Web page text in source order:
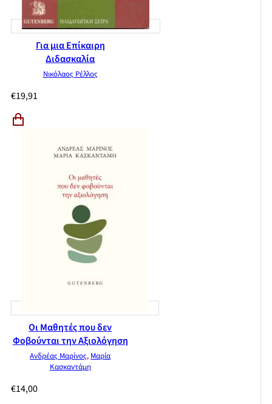
Για μια Επίκαιρη
Διδασκαλία
Νικόλαος Ρέλλος
€19,91
Οι Μαθητές που δεν
Φοβούνται την Αξιολόγηση
Ανδρέας Μαρίνος, Μαρία
Κασκαντάμη
€14,00